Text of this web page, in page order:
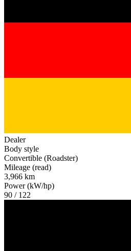
Dealer
Body style
Convertible (Roadster)
Mileage (read)
3,966 km
Power (kW/hp)
90 / 122